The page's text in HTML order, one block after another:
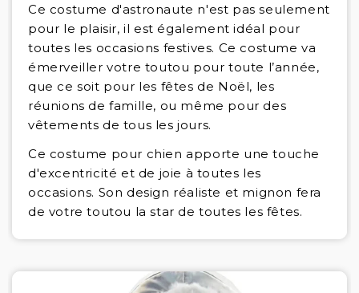
Ce costume d'astronaute n'est pas seulement
pour le plaisir, il est également idéal pour
toutes les occasions festives. Ce costume va
émerveiller votre toutou pour toute l’année,
que ce soit pour les fêtes de Noël, les
réunions de famille, ou même pour des
vêtements de tous les jours.
Ce costume pour chien apporte une touche
d'excentricité et de joie à toutes les
occasions. Son design réaliste et mignon fera
de votre toutou la star de toutes les fêtes.